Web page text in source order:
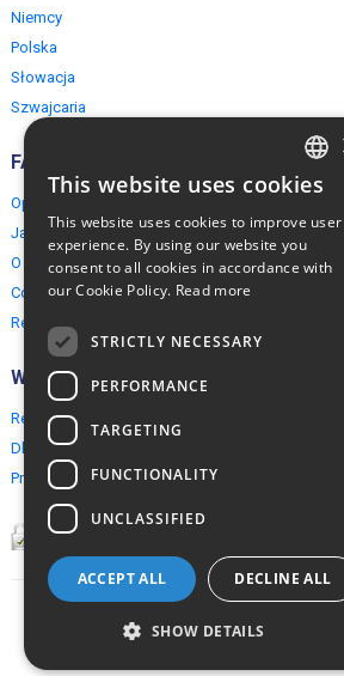
Niemcy
Polska
Słowacja
Szwajcaria
FAQ
Opinie naszych klientów
Jak rezerwować?
O EuropeMountains.com
Cookies, Prywatność, Bezpieczeństwo
Regulamin
Współpraca
Rezerwacja grupowa
Dla agentów turystycznych
Program partnerski
Copyright © 2005-2026 europe-
This website uses cookies
This website uses cookies to improve user
experience. By using our website you
consent to all cookies in accordance with
our Cookie Policy. Read more
STRICTLY NECESSARY
PERFORMANCE
TARGETING
FUNCTIONALITY
UNCLASSIFIED
ACCEPT ALL DECLINE ALL
SHOW DETAILS